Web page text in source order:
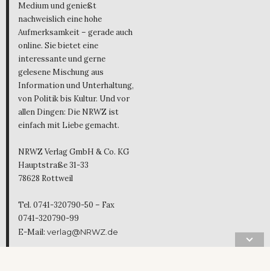
Medium und genießt
nachweislich eine hohe
Aufmerksamkeit – gerade auch
online. Sie bietet eine
interessante und gerne
gelesene Mischung aus
Information und Unterhaltung,
von Politik bis Kultur. Und vor
allen Dingen: Die NRWZ ist
einfach mit Liebe gemacht.
NRWZ Verlag GmbH & Co. KG
Hauptstraße 31-33
78628 Rottweil
Tel. 0741-320790-50 – Fax
0741-320790-99
E-Mail: verlag@NRWZ.de